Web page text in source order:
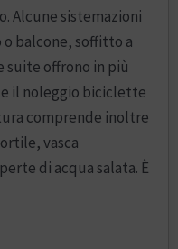
Alcune sistemazioni
balcone, soffitto a
suite offrono in più
e il noleggio biciclette
comprende inoltre
vasca
di acqua salata. È